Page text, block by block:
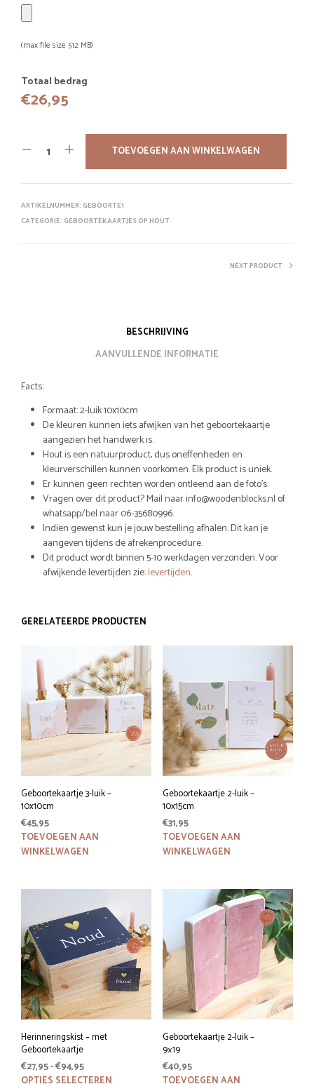
(max file size 512 MB)
Totaal bedrag
€26,95
TOEVOEGEN AAN WINKELWAGEN
ARTIKELNUMMER: GEBOORTE1
CATEGORIE: GEBOORTEKAARTJES OP HOUT
NEXT PRODUCT
BESCHRIJVING
AANVULLENDE INFORMATIE
Facts:
Formaat: 2-luik 10x10cm
De kleuren kunnen iets afwijken van het geboortekaartje
aangezien het handwerk is.
Hout is een natuurproduct, dus oneffenheden en
kleurverschillen kunnen voorkomen. Elk product is uniek.
Er kunnen geen rechten worden ontleend aan de foto’s.
Vragen over dit product? Mail naar info@woodenblocks.nl of
whatsapp/bel naar 06-35680996.
Indien gewenst kun je jouw bestelling afhalen. Dit kan je
aangeven tijdens de afrekenprocedure.
Dit product wordt binnen 5-10 werkdagen verzonden. Voor
afwijkende levertijden zie:levertijden.
GERELATEERDE PRODUCTEN
Geboortekaartje 3-luik –
10x10cm
€45,95
TOEVOEGEN AAN
WINKELWAGEN
Geboortekaartje 2-luik –
10x15cm
€31,95
TOEVOEGEN AAN
WINKELWAGEN
Herinneringskist – met
Geboortekaartje
€27,95-€94,95Prijsklasse:
€27,95
OPTIES SELECTEREN
Geboortekaartje 2-luik –
9×19
€40,95
TOEVOEGEN AAN